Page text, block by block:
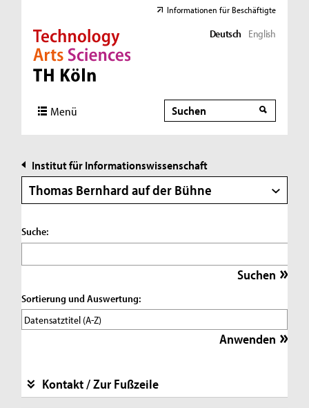
Direkt zur Hauptnavigation
Direkt zur Subnavigation
Direkt zum Inhalt
Direkt zum Fußbereich
Informationen für Beschäftigte
Deutsch English
Menü Suche
Suche
Institut für Informationswissenschaft
Thomas Bernhard auf der Bühne
Suche:
Sortierung und Auswertung:
Kontakt / Zur Fußzeile